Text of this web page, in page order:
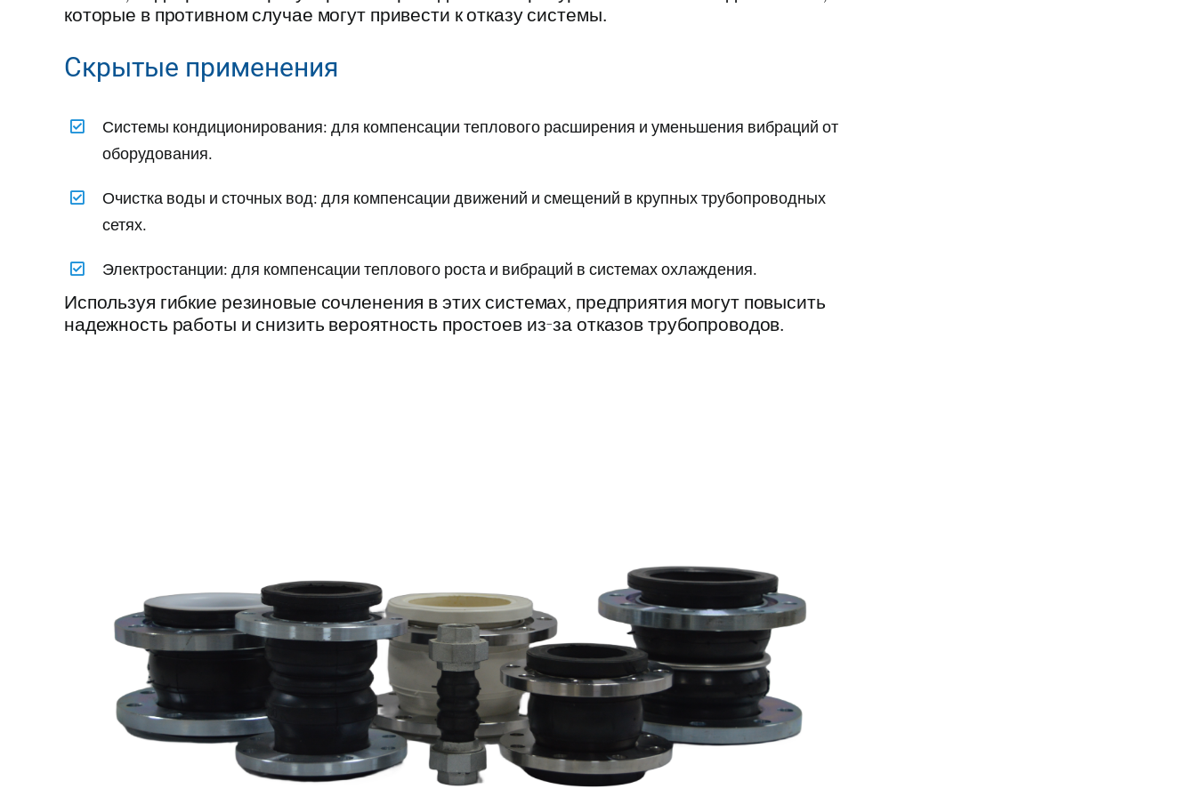
которые в противном случае могут привести к отказу системы.
Скрытые применения
Системы кондиционирования: для компенсации теплового расширения и уменьшения вибраций от
оборудования.
Очистка воды и сточных вод: для компенсации движений и смещений в крупных трубопроводных
сетях.
Электростанции: для компенсации теплового роста и вибраций в системах охлаждения.
Используя гибкие резиновые сочленения в этих системах, предприятия могут повысить
надежность работы и снизить вероятность простоев из-за отказов трубопроводов.